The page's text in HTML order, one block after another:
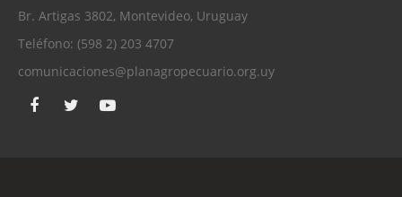
Br. Artigas 3802, Montevideo, Uruguay
Teléfono: (598 2) 203 4707
comunicaciones@planagropecuario.org.uy